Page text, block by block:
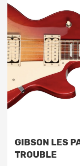
GIBSON LES
TROUBLE